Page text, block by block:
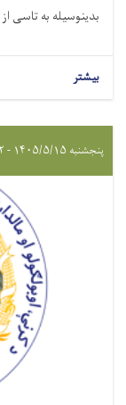
بدینوسیله به تاسی
بیشتر
پنجشنبه ۱۴۰۵/۵/۱۵ - ۱۲:۴۲